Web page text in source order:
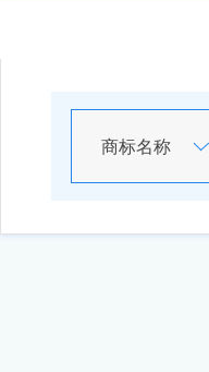
商标名称